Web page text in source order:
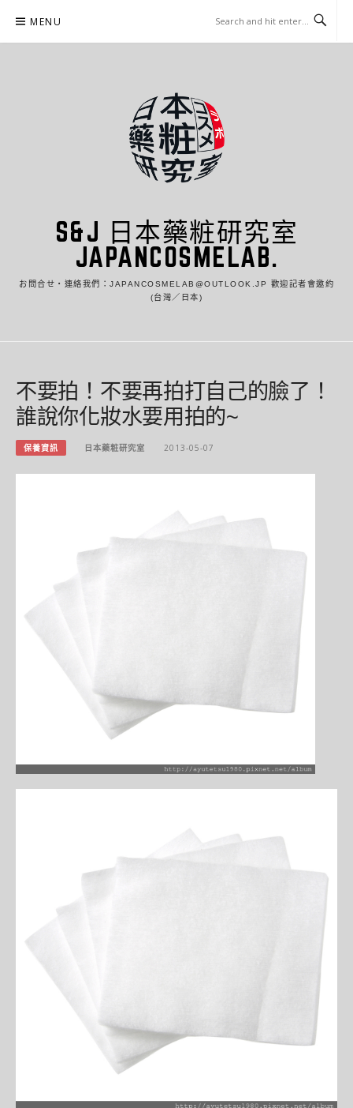
content
MENU
S&J 日本藥粧研究室
JAPANCOSMELAB.
お問合せ・連絡我們：JAPANCOSMELAB@OUTLOOK.JP 歡迎記者會邀約
(台灣／日本)
不要拍！不要再拍打自己的臉了！
誰說你化妝水要用拍的~
保養資訊 日本藥粧研究室 2013-05-07